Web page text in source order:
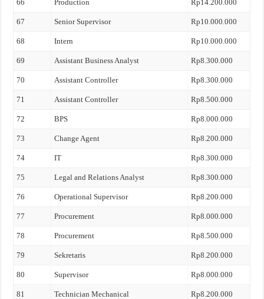
66 Production Rp14.200.000
67 Senior Supervisor Rp10.000.000
68 Intern Rp10.000.000
69 Assistant Business Analyst Rp8.300.000
70 Assistant Controller Rp8.300.000
71 Assistant Controller Rp8.500.000
72 BPS Rp8.000.000
73 Change Agent Rp8.200.000
74 IT Rp8.300.000
75 Legal and Relations Analyst Rp8.300.000
76 Operational Supervisor Rp8.200.000
77 Procurement Rp8.000.000
78 Procurement Rp8.500.000
79 Sekretaris Rp8.200.000
80 Supervisor Rp8.000.000
81 Technician Mechanical Rp8.200.000